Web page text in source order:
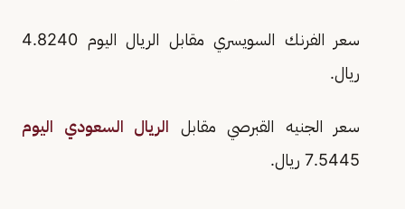
سعر الفرنك السويسري مقابل الريال اليوم 4.8240
ريال.
سعر الجنيه القبرصي مقابل الريال السعودي اليوم
7.5445 ريال.